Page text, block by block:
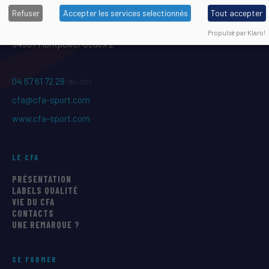
Maison Régionale des Sports
1039 rue Georges Méliès CS 37093
34967 Montpellier Cedex 2
04 67 61 72 28 (9h–13h)
cfa@cfa-sport.com
www.cfa-sport.com
LE CFA
PRÉSENTATION
LABELS QUALITÉ
VIE DU CFA
CONTACTS
UNE REMARQUE ?
SE FORMER
Refuser Accepter les services selectionnés Tout accepter
Propulsé par Klaro!